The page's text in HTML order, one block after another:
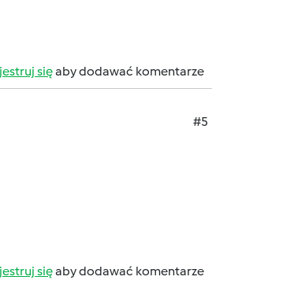
sięaby dodawać komentarze
#5
sięaby dodawać komentarze